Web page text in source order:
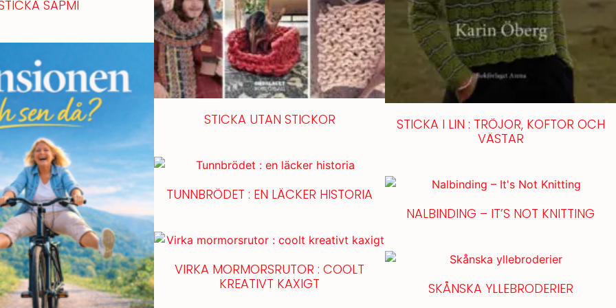
SÁPMI
STICKA UTAN STICKOR
STICKA I LIN : TRÖJOR, KOFTOR OCH
VÄSTAR
TUNNBRÖDET : EN LÄCKER HISTORIA
NALBINDING – IT’S NOT KNITTING
VIRKA MORMORSRUTOR : COOLT
KREATIVT KAXIGT
SKÅNSKA YLLEBRODERIER